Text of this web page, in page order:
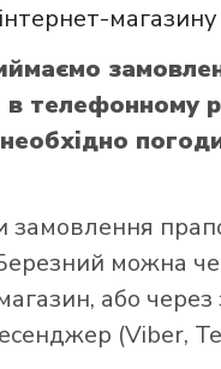
інтернет-
в телефонному
можна
або
(Viber,